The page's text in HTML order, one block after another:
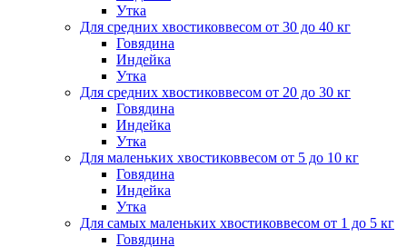
Утка
Для средних хвостиковвесом от 30 до 40 кг
Говядина
Индейка
Утка
Для средних хвостиковвесом от 20 до 30 кг
Говядина
Индейка
Утка
Для маленьких хвостиковвесом от 5 до 10 кг
Говядина
Индейка
Утка
Для самых маленьких хвостиковвесом от 1 до 5 кг
Говядина